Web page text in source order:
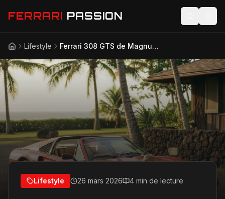
FERRARI PASSION
Actualités
Modèles
Compétition
Technologie
Lifestyle
AccueilLifestyle Ferrari 308 GTS de Magnum P.I. : L'icône de Tom Selleck de retour aux enchères en 2026
Lifestyle 26 mars 2026 4 min de lecture